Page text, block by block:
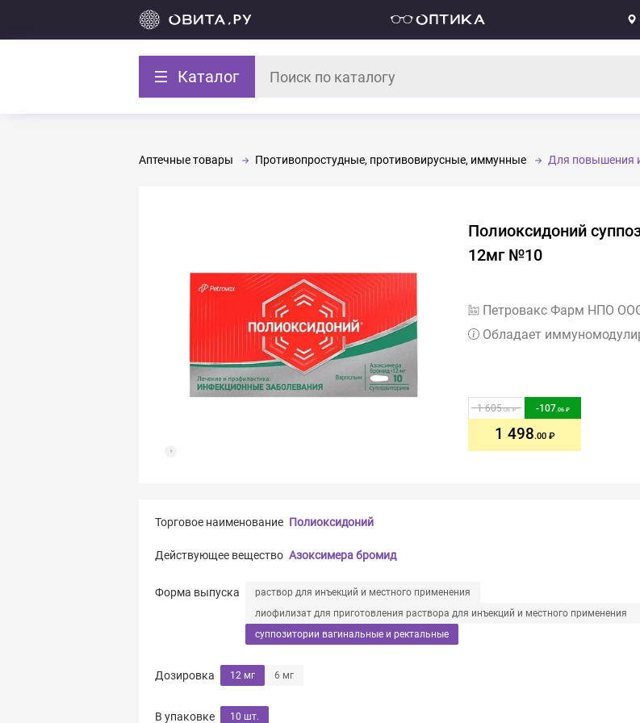
Каталог
Аптечные товары Противопростудные, противовирусные, иммунные Для повышения
Полиоксидоний
12мг №10
Петровакс Фарм НПО
Обладает
1 605.06 -107.06
1 498.00
Торговое наименование Полиоксидоний
Действующее вещество Азоксимера бромид
Форма выпуска
раствор для инъекций и местного применения
лиофилизат для приготовления раствора для инъекций и местного применения
суппозитории вагинальные и ректальные
Дозировка 12 мг 6 мг
В упаковке 10 шт.